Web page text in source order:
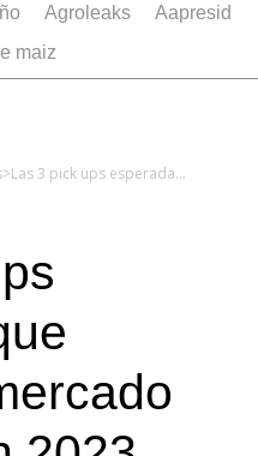
Agroleaks
aapresid
maiz
> Las 3 pick ups esperadas que llegarán al mercado argentino en 2023